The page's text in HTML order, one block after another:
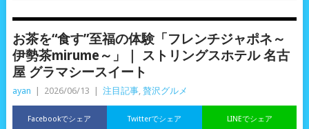
お茶を“食す”至福の体験「フレンチジャポネ～
伊勢茶mirume～」｜ ストリングスホテル 名古
屋 グラマシースイート
ayan 2026/06/13 注目記事, 贅沢グルメ
Facebookでシェア LINEでシェア
Twitterでシェア